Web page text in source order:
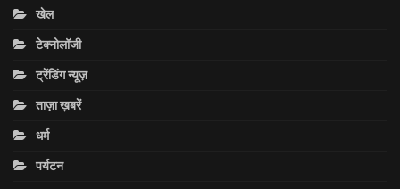
खेल
टेक्नोलॉजी
ट्रेंडिंग न्यूज़
ताज़ा ख़बरें
धर्म
पर्यटन